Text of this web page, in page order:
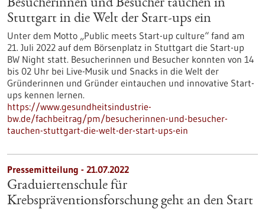
Besucherinnen und Besucher tauchen in
Stuttgart in die Welt der Start-ups ein
Unter dem Motto „Public meets Start-up culture“ fand am
21. Juli 2022 auf dem Börsenplatz in Stuttgart die Start-up
BW Night statt. Besucherinnen und Besucher konnten von 14
bis 02 Uhr bei Live-Musik und Snacks in die Welt der
Gründerinnen und Gründer eintauchen und innovative Start-
ups kennen lernen.
https://www.gesundheitsindustrie-
bw.de/fachbeitrag/pm/besucherinnen-und-besucher-
tauchen-stuttgart-die-welt-der-start-ups-ein
Pressemitteilung - 21.07.2022
Graduiertenschule für
Krebspräventionsforschung geht an den Start